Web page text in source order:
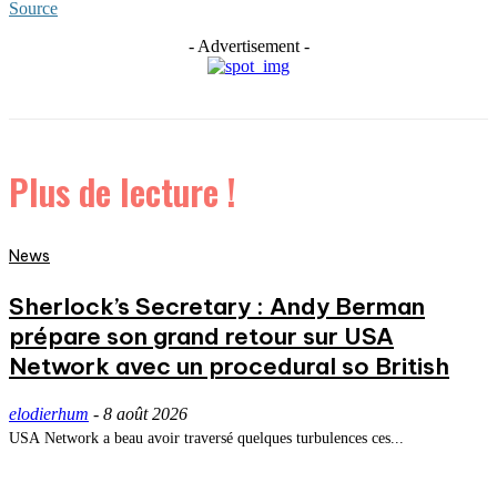
Source
- Advertisement -
Plus de lecture !
News
Sherlock’s Secretary : Andy Berman
prépare son grand retour sur USA
Network avec un procedural so British
elodierhum - 8 août 2026
USA Network a beau avoir traversé quelques turbulences ces...